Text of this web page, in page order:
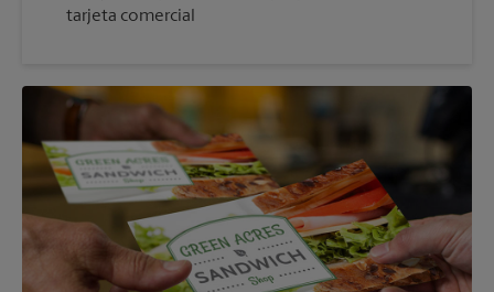
tarjeta comercial